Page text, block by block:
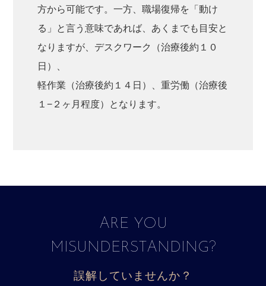
方から可能です。一方、職場復帰を「動け
る」と言う意味であれば、あくまでも目安と
なりますが、デスクワーク（治療後約１０
日）、
軽作業（治療後約１４日）、重労働（治療後
１−２ヶ月程度）となります。
ARE YOU
MISUNDERSTANDING?
誤解していませんか？